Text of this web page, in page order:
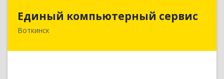
Единый компьютерный сервис
Воткинск
Единый компьютерный сервис